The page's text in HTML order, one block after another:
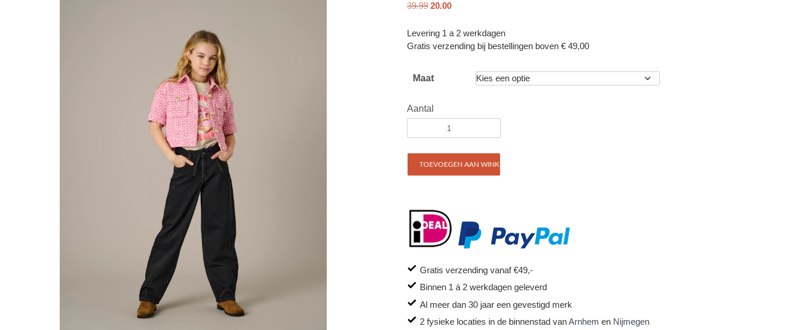
39.99 20.00
Levering 1 a 2 werkdagen
Gratis verzending bij bestellingen boven € 49,00
Maat
Aantal
TOEVOEGEN AAN WINKELWAGEN
Gratis verzending vanaf €49,-
Binnen 1 á 2 werkdagen geleverd
Al meer dan 30 jaar een gevestigd merk
2 fysieke locaties in de binnenstad vanArnhem en Nijmegen